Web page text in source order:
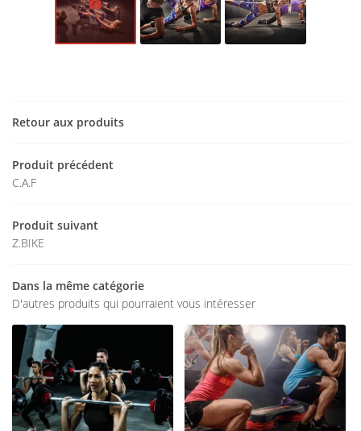
Accueil
Les cours
Le squash
Avis
Actualités
Contact
INSCRIPTION
Rejoignez-
Retour aux produits
Produit précédent
C.A.F
Produit suivant
Z.BIKE
Dans la même catégorie
D'autres produits qui pourraient vous intéresser